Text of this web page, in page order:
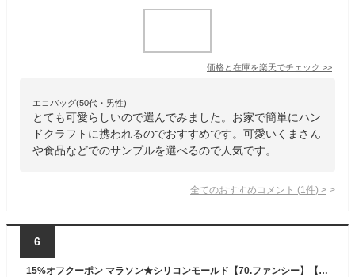
価格と在庫を楽天でチェック >>
エコバッグ(50代・男性)
とても可愛らしいので選んでみました。お家で簡単にハン
ドクラフトに携われるのでおすすめです。可愛いくまさん
や食品などでのサンプルを選べるので人気です。
全てのおすすめコメント (1 件) >
6
15%オフクーポン マラソン★シリコンモールド【70.ファンシー】【1個売り】レジン枠 夏休み シリコン ヒマワリ 向日葵 花 クリア キット 手作り ハンドメイド DIY 国内発送